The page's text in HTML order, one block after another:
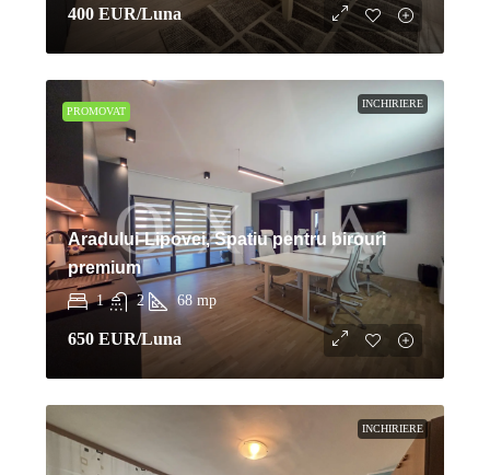
400 EUR/Luna
PROMOVAT
INCHIRIERE
Aradului-Lipovei, Spatiu pentru birouri
premium
1 2 68 mp
650 EUR/Luna
INCHIRIERE